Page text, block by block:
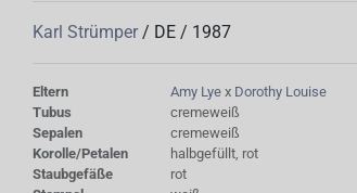
Karl Strümper / DE / 1987
Eltern Amy Lye x Dorothy Louise
Tubus
cremeweiß
Sepalen
cremeweiß
Korolle/Petalen
halbgefüllt, rot
Staubgefäße
rot